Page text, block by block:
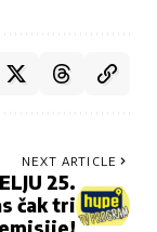
NEXT ARTICLE
25.
čak tri